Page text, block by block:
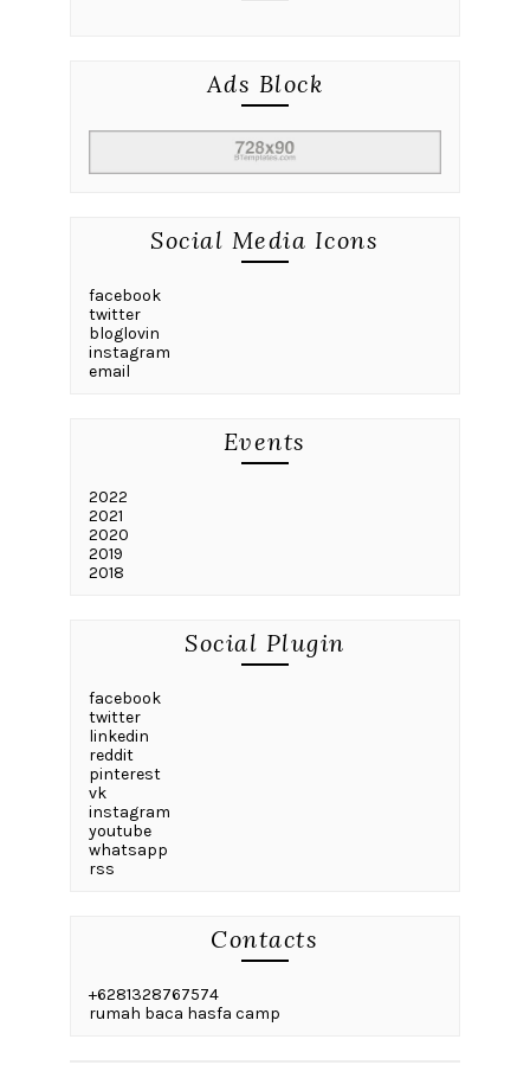
Ads Block
Social Media Icons
facebook
twitter
bloglovin
instagram
email
Events
2022
2021
2020
2019
2018
Social Plugin
facebook
twitter
linkedin
reddit
pinterest
vk
instagram
youtube
whatsapp
rss
Contacts
+6281328767574
rumah baca hasfa camp